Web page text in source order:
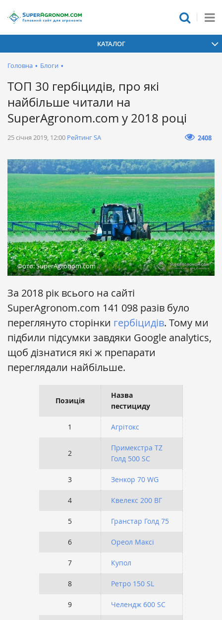
КАТАЛОГ
Головна • Блоги •
ТОП 30 гербіцидів, про які
найбільше читали на
SuperAgronom.com у 2018 році
25 січня 2019, 12:00 Рейтинг SA 2408
Фото: SuperAgronom.com
За 2018 рік всього на сайті
SuperAgronom.com 141 098 разів було
переглянуто сторінки гербіцидів. Тому ми
підбили підсумки завдяки Google analytics,
щоб дізнатися які ж препарати
переглядали найбільше.
Позиція
Назва
пестициду
1 Агрітокс
2
Примекстра TZ
Голд 500 SC
3 Зенкор 70 WG
4 Квелекс 200 ВГ
5 Гранстар Голд 75
6 Ореол Максі
7 Купол
8 Ретро 150 SL
9 Челендж 600 SC